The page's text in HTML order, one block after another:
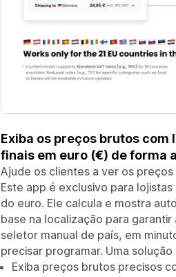
Exiba os preços brutos com
finais em euro (€) de forma
Ajude os clientes a ver os
Este app é exclusivo para
do euro. Ele calcula e mostra
base na localização para
seletor manual de país, em
precisar programar. Uma
Exiba preços brutos precisos